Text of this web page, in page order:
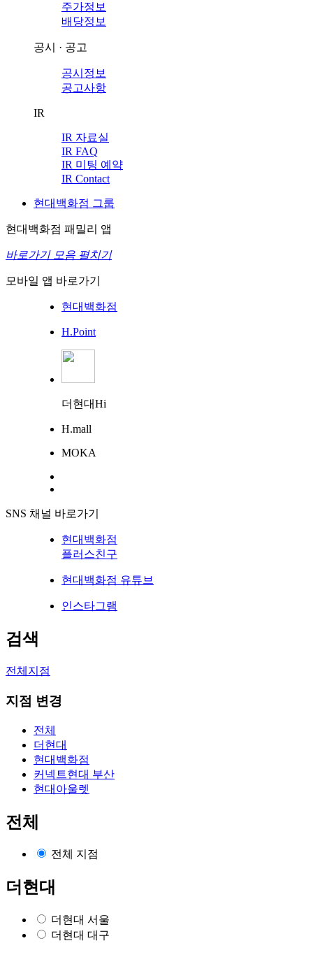
주가정보
배당정보
공시 · 공고
공시정보
공고사항
IR
IR 자료실
IR FAQ
IR 미팅 예약
IR Contact
현대백화점 그룹
현대백화점 패밀리 앱
바로가기 모음 펼치기
모바일 앱 바로가기
현대백화점
H.Point
더현대Hi
H.mall
MOKA
SNS 채널 바로가기
현대백화점
플러스친구
현대백화점 유튜브
인스타그램
검색
전체지점
지점 변경
전체
더현대
현대백화점
커넥트현대 부산
현대아울렛
전체
전체 지점
더현대
더현대 서울
더현대 대구